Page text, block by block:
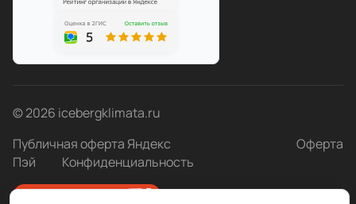
© 2026 icebergklimata.ru
Публичная оферта Яндекс
Пэй
Конфиденциальность
Оферта